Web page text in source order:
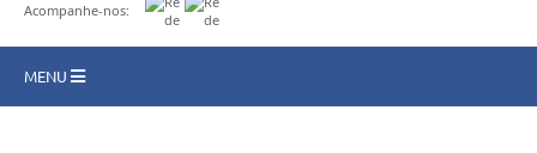
Acompanhe-nos:
MENU